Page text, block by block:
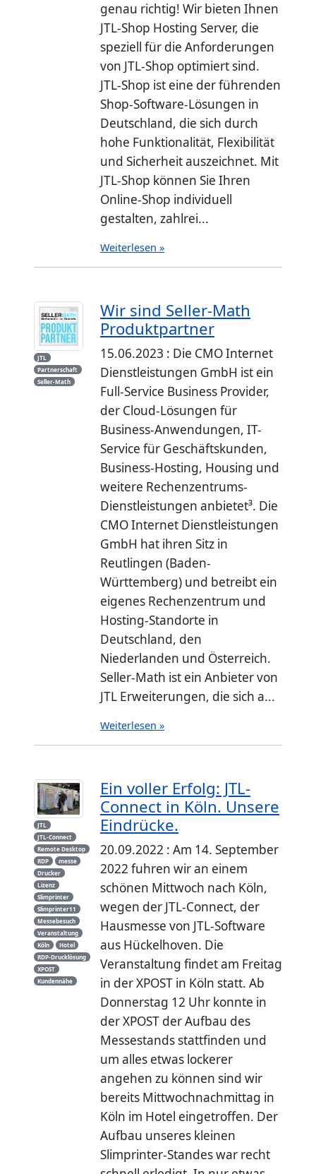
genau richtig! Wir bieten Ihnen
JTL-Shop Hosting Server, die
speziell für die Anforderungen
von JTL-Shop optimiert sind.
JTL-Shop ist eine der führenden
Shop-Software-Lösungen in
Deutschland, die sich durch
hohe Funktionalität, Flexibilität
und Sicherheit auszeichnet. Mit
JTL-Shop können Sie Ihren
Online-Shop individuell
gestalten, zahlrei...
Weiterlesen »
JTL
Partnerschaft
Seller-Math
Wir sind Seller-Math
Produktpartner
15.06.2023 : Die CMO Internet
Dienstleistungen GmbH ist ein
Full-Service Business Provider,
der Cloud-Lösungen für
Business-Anwendungen, IT-
Service für Geschäftskunden,
Business-Hosting, Housing und
weitere Rechenzentrums-
Dienstleistungen anbietet³. Die
CMO Internet Dienstleistungen
GmbH hat ihren Sitz in
Reutlingen (Baden-
Württemberg) und betreibt ein
eigenes Rechenzentrum und
Hosting-Standorte in
Deutschland, den
Niederlanden und Österreich.
Seller-Math ist ein Anbieter von
JTL Erweiterungen, die sich a...
Weiterlesen »
JTL
JTL-Connect
Remote Desktop
RDP
messe
Drucker
Lizenz
Slimprinter
Slimprinter11
Messebesuch
Veranstaltung
Köln
Hotel
RDP-Drucklösung
XPOST
Kundennähe
Ein voller Erfolg: JTL-
Connect in Köln. Unsere
Eindrücke.
20.09.2022 : Am 14. September
2022 fuhren wir an einem
schönen Mittwoch nach Köln,
wegen der JTL-Connect, der
Hausmesse von JTL-Software
aus Hückelhoven. Die
Veranstaltung findet am Freitag
in der XPOST in Köln statt. Ab
Donnerstag 12 Uhr konnte in
der XPOST der Aufbau des
Messestands stattfinden und
um alles etwas lockerer
angehen zu können sind wir
bereits Mittwochnachmittag in
Köln im Hotel eingetroffen. Der
Aufbau unseres kleinen
Slimprinter-Standes war recht